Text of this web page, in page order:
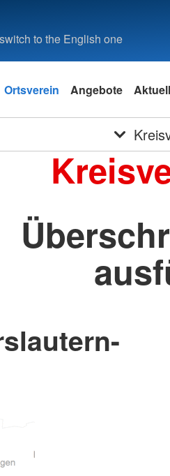
to the English one
Ortsverein Angebote Aktuell